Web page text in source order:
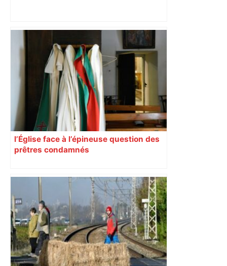
Près de Toulouse : dans cette zone
économique, un axe majeur va être
fermé en fin de soirée, voici les
déviations – Actu.fr
l’Église face à l’épineuse question des
prêtres condamnés